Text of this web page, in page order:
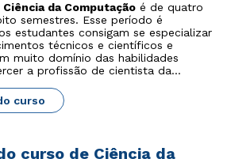
Ciência da Computação é de quatro
semestres. Esse período é
estudantes consigam se especializar
técnicos e científicos e
muito domínio das habilidades
a profissão de cientista da
curso
curso de Ciência da
fácil